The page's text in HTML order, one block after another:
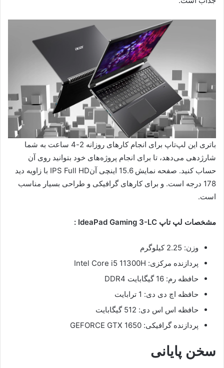
باتری این لپ‌تاپ برای انجام کارهای روزانه 2-4 ساعت به شما
شارژدهی می‌دهد، تا برای انجام پروژه‌های خود بتوانید روی آن
حساب کنید. صفحه نمایش 15.6 اینچی آنIPS Full HD با زاویه دید
178 درجه است. و برای کارهای گرافیکی و طراحی بسیار مناسب
است.
مشخصات لپ تاپ IdeaPad Gaming 3-LC :
وزن: 2.25 کیلوگرم
پردازنده مرکزی: Intel Core i5 11300H
حافظه رم: 16 گیگابایت DDR4
حافظه اچ دی دی: 1 ترابایت
حافظه اس اس دی: 512 گیگابایت
پردازنده گرافیکی: GEFORCE GTX 1650
سخن پایانی